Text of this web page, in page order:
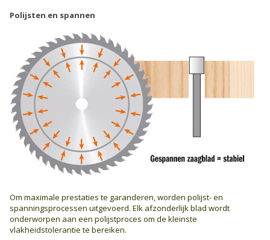
Polijsten en spannen
Om maximale prestaties te garanderen, worden polijst- en
spanningsprocessen uitgevoerd. Elk afzonderlijk blad wordt
onderworpen aan een polijstproces om de kleinste
vlakheidstolerantie te bereiken.